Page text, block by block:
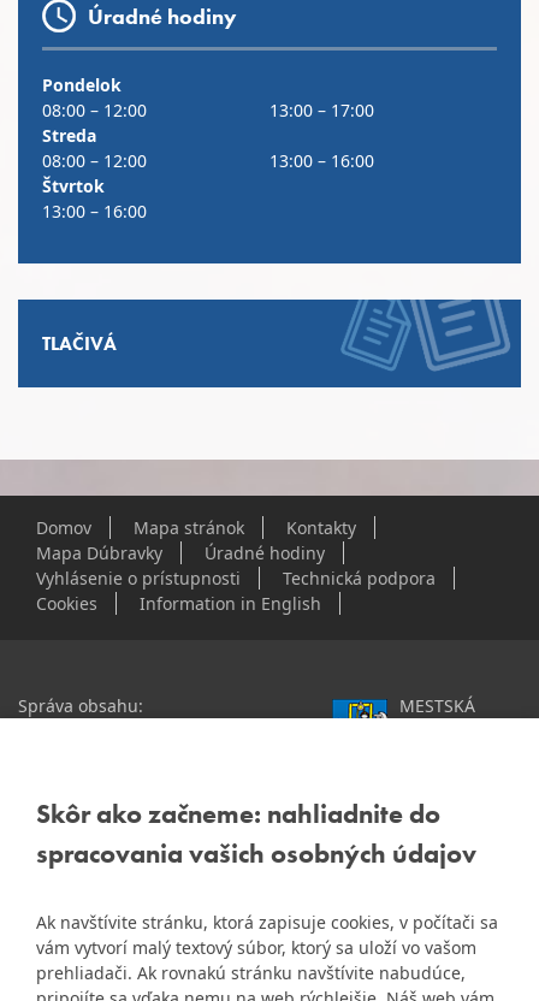
Skôr ako začneme: nahliadnite do
spracovania vašich osobných údajov
Ak navštívite stránku, ktorá zapisuje cookies, v počítači sa
vám vytvorí malý textový súbor, ktorý sa uloží vo vašom
prehliadači. Ak rovnakú stránku navštívite nabudúce,
Úradné hodiny
Pondelok
08:00 – 12:00
13:00 – 17:00
Streda
08:00 – 12:00
13:00 – 16:00
Štvrtok
13:00 – 16:00
TLAČIVÁ
Domov Mapa stránok
Kontakty
Mapa Dúbravky
Úradné hodiny
Vyhlásenie o prístupnosti
Technická podpora
Cookies
Information in English
Správa obsahu:
Staršie informácie a dokumenty
starej stránke Dúbravky
Naša mestská časť získala 3.
MESTSKÁ
Žatevná 2, 844 02
IČO: 00603406
DIČ: 2020919120
IČ DPH: Nie sme platca
DPH